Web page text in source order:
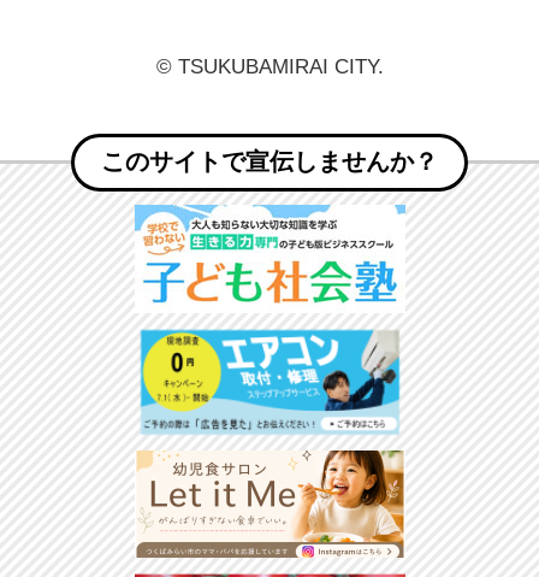
© TSUKUBAMIRAI CITY.
このサイトで宣伝しませんか？